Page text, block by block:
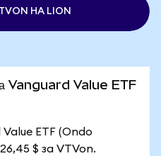
НА LION
Vanguard Value ETF
ETF (Ondo
$ за VTVon.